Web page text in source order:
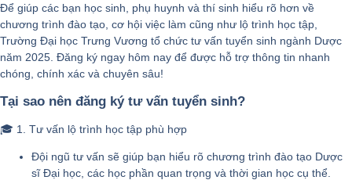
Để giúp các bạn học sinh, phụ huynh và thí sinh hiểu rõ hơn về
chương trình đào tạo, cơ hội việc làm cũng như lộ trình học tập,
Trường Đại học Trưng Vương tổ chức tư vấn tuyển sinh ngành Dược
năm 2025. Đăng ký ngay hôm nay để được hỗ trợ thông tin nhanh
chóng, chính xác và chuyên sâu!
Tại sao nên đăng ký tư vấn tuyển sinh?
🎓 1. Tư vấn lộ trình học tập phù hợp
Đội ngũ tư vấn sẽ giúp bạn hiểu rõ chương trình đào tạo Dược
sĩ Đại học, các học phần quan trọng và thời gian học cụ thể.